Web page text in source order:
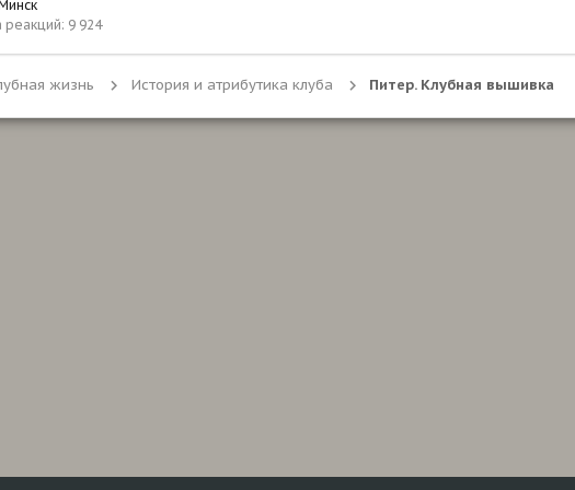
реакций 9 924
жизнь История и атрибутика клуба Питер. Клубная вышивка